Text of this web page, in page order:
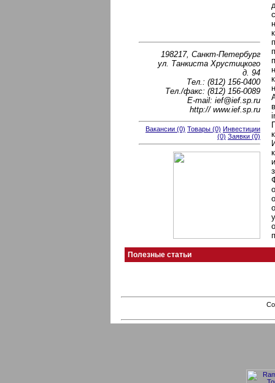
198217, Санкт-Петербург
ул. Танкиста Хрустицкого
д. 94
Тел.: (812) 156-0400
Тел./факс: (812) 156-0089
E-mail: ief@ief.sp.ru
http:// www.ief.sp.ru
Вакансии (0) Товары (0) Инвестиции
(0) Заявки (0)
Полезные статьи